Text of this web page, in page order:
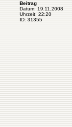
Beitrag
Datum: 19.11.2008
Uhrzeit: 22:20
ID: 31355